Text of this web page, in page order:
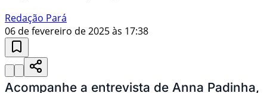
Redação Pará
06 de fevereiro de 2025 às 17:38
Acompanhe a entrevista de Anna Padinha,